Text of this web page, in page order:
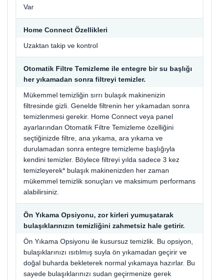
Var
Home Connect Özellikleri
Uzaktan takip ve kontrol
Otomatik Filtre Temizleme ile entegre bir su başlığı
her yıkamadan sonra filtreyi temizler.
Mükemmel temizliğin sırrı bulaşık makinenizin
filtresinde gizli. Genelde filtrenin her yıkamadan sonra
temizlenmesi gerekir. Home Connect veya panel
ayarlarından Otomatik Filtre Temizleme özelliğini
seçtiğinizde filtre, ana yıkama, ara yıkama ve
durulamadan sonra entegre temizleme başlığıyla
kendini temizler. Böylece filtreyi yılda sadece 3 kez
temizleyerek* bulaşık makinenizden her zaman
mükemmel temizlik sonuçları ve maksimum performans
alabilirsiniz.
Ön Yıkama Opsiyonu, zor kirleri yumuşatarak
bulaşıklarınızın temizliğini zahmetsiz hale getirir.
Ön Yıkama Opsiyonu ile kusursuz temizlik. Bu opsiyon,
bulaşıklarınızı ısıtılmış suyla ön yıkamadan geçirir ve
doğal buharda bekleterek normal yıkamaya hazırlar. Bu
sayede bulaşıklarınızı sudan geçirmenize gerek